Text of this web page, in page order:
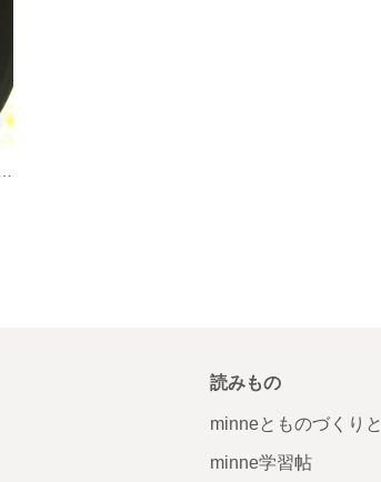
読みもの
minneとものづくりと
minne学習帖